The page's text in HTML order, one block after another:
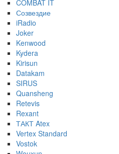
COMBAT IT
Созвездие
iRadio
Joker
Kenwood
Kydera
Kirisun
Datakam
SIRUS
Quansheng
Retevis
Rexant
ТАКТ Atex
Vertex Standard
Vostok